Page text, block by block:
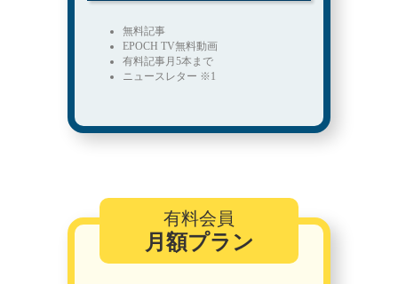
無料記事
EPOCH TV無料動画
有料記事月5本まで
ニュースレター ※1
有料会員
月額プラン